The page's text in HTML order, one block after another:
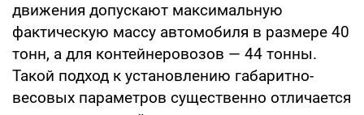
движения допускают максимальную
фактическую массу автомобиля в размере 40
тонн, а для контейнеровозов — 44 тонны.
Такой подход к установлению габаритно-
весовых параметров существенно отличается